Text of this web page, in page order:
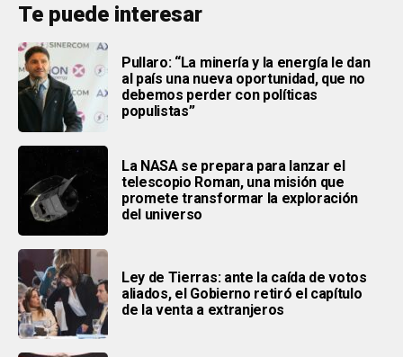
Te puede interesar
Pullaro: “La minería y la energía le dan
al país una nueva oportunidad, que no
debemos perder con políticas
populistas”
La NASA se prepara para lanzar el
telescopio Roman, una misión que
promete transformar la exploración
del universo
Ley de Tierras: ante la caída de votos
aliados, el Gobierno retiró el capítulo
de la venta a extranjeros